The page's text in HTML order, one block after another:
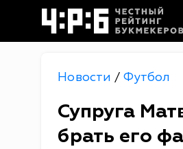
Новости / Футбол
Супруга
брать его